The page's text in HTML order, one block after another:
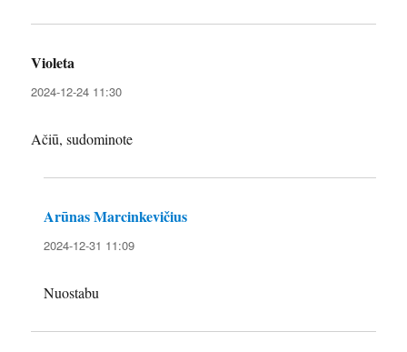
Violeta
2024-12-24 11:30
Ačiū, sudominote
Arūnas Marcinkevičius
2024-12-31 11:09
Nuostabu